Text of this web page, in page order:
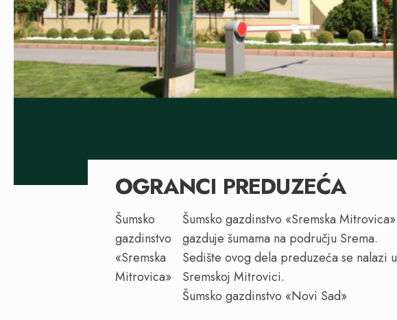
OGRANCI PREDUZEĆA
Šumsko
gazdinstvo
«Sremska
Mitrovica»
Šumsko gazdinstvo «Sremska Mitrovica»
gazduje šumama na području Srema.
Sedište ovog dela preduzeća se nalazi u
Sremskoj Mitrovici.
Šumsko gazdinstvo «Novi Sad»